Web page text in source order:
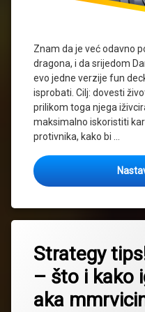
Znam da je već odavno
dragona, i da srijedom
evo jedne verzije fun
isprobati. Cilj: dovesti
prilikom toga njega
maksimalno iskoristiti
protivnika, kako bi …
Strategy
– što i kako
aka